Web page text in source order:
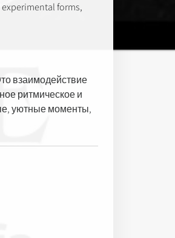
forms,
взаимодействие
ритмическое и
уютные моменты,